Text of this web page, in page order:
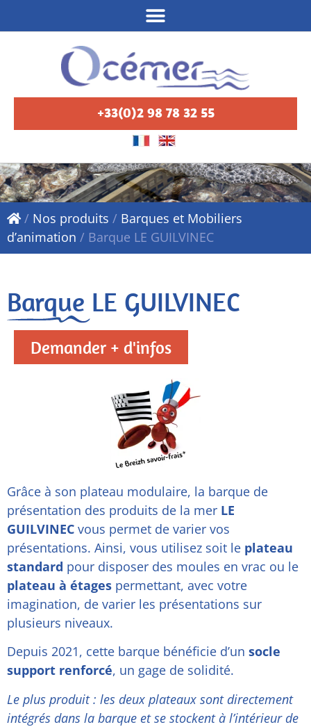
+33(0)2 98 78 32 55
/ Nos produits / Barques et Mobiliers
d’animation / Barque LE GUILVINEC
Barque LE GUILVINEC
Demander + d'infos
Grâce à son plateau modulaire, la barque de
présentation des produits de la mer LE
GUILVINEC vous permet de varier vos
présentations. Ainsi, vous utilisez soit le plateau
standard pour disposer des moules en vrac ou le
plateau à étages permettant, avec votre
imagination, de varier les présentations sur
plusieurs niveaux.
Depuis 2021, cette barque bénéficie d’un socle
support renforcé, un gage de solidité.
Le plus produit : les deux plateaux sont directement
intégrés dans la barque et se stockent à l’intérieur de